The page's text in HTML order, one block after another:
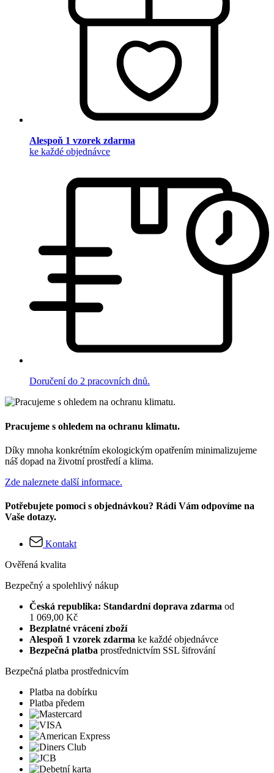
Alespoň 1 vzorek zdarma
ke každé objednávce
Doručení do 2 pracovních dnů.
Pracujeme s ohledem na ochranu klimatu.
Díky mnoha konkrétním ekologickým opatřením minimalizujeme
náš dopad na životní prostředí a klima.
Zde naleznete další informace.
Potřebujete pomoci s objednávkou? Rádi Vám odpovíme na
Vaše dotazy.
Kontakt
Ověřená kvalita
Bezpečný a spolehlivý nákup
Česká republika: Standardní doprava zdarma od
1 069,00 Kč
Bezplatné vrácení zboží
Alespoň 1 vzorek zdarma ke každé objednávce
Bezpečná platba prostřednictvím SSL šifrování
Bezpečná platba prostřednicvím
Platba na dobírku
Platba předem